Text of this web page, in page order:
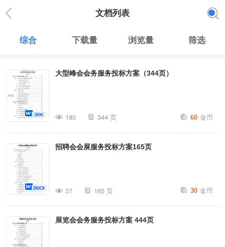
文档列表
综合 下载量 浏览量 筛选
大型峰会会务服务投标方案（344页）
180 344 页 60 金币
招聘会会展服务投标方案165页
37 165 页 30 金币
展览会会务服务投标方案 444页